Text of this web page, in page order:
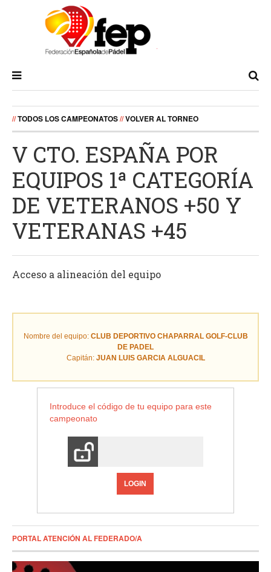
//TODOS LOS CAMPEONATOS//VOLVER AL TORNEO
V CTO. ESPAÑA POR
EQUIPOS 1ª CATEGORÍA
DE VETERANOS +50 Y
VETERANAS +45
Acceso a alineación del equipo
Nombre del equipo: CLUB DEPORTIVO CHAPARRAL GOLF-CLUB
DE PADEL
Capitán: JUAN LUIS GARCIA ALGUACIL
Introduce el código de tu equipo para este
campeonato
LOGIN
PORTAL ATENCIÓN AL FEDERADO/A